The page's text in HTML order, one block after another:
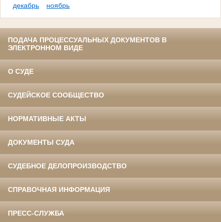
декабрь
ноябрь
ПОДАЧА ПРОЦЕССУАЛЬНЫХ ДОКУМЕНТОВ В
ЭЛЕКТРОННОМ ВИДЕ
О СУДЕ
СУДЕЙСКОЕ СООБЩЕСТВО
НОРМАТИВНЫЕ АКТЫ
ДОКУМЕНТЫ СУДА
СУДЕБНОЕ ДЕЛОПРОИЗВОДСТВО
СПРАВОЧНАЯ ИНФОРМАЦИЯ
ПРЕСС-СЛУЖБА